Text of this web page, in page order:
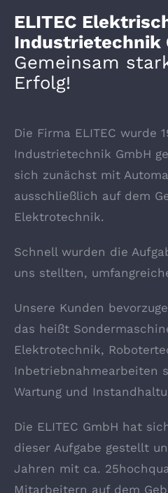
ELITEC
Industrietechnik
Gemeinsam
Erfolg!
Die Firma ELITEC wurde
Industrietechnik GmbH
sich zunächst mit
ausschließlich auf dem
Elektrotechnik.
Schnell wurden die
uns stellten,
Unsere Kunden
das heißt
Elektrotechnik,
Inbetriebnahmearbeiten
Wartung und
Die ELITEC GmbH hat
dieser Aufgabe gestellt
Jahren mit ca.
Mitarbeitern auf dem